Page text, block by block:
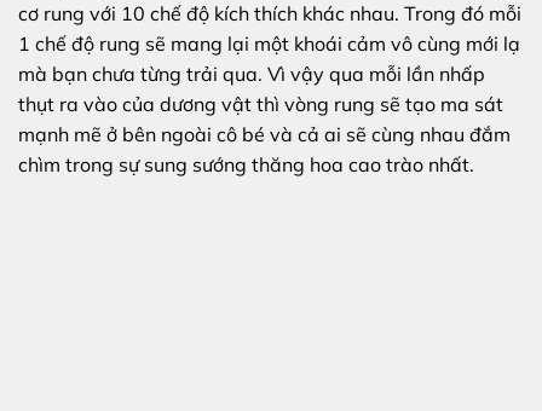
cơ rung với 10 chế độ kích thích khác nhau. Trong đó mỗi
1 chế độ rung sẽ mang lại một khoái cảm vô cùng mới lạ
mà bạn chưa từng trải qua. Vì vậy qua mỗi lần nhấp
thụt ra vào của dương vật thì vòng rung sẽ tạo ma sát
mạnh mẽ ở bên ngoài cô bé và cả ai sẽ cùng nhau đắm
chìm trong sự sung sướng thăng hoa cao trào nhất.